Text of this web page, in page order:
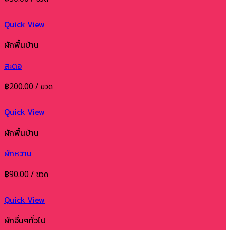
Quick View
ผักพื้นบ้าน
สะตอ
฿200.00/ ขวด
Quick View
ผักพื้นบ้าน
ผักหวาน
฿90.00/ ขวด
Quick View
ผักอื่นๆทั่วไป